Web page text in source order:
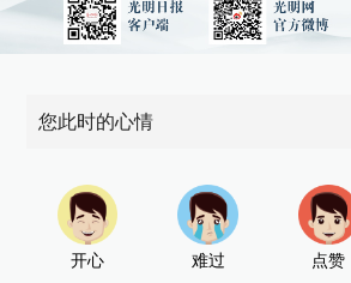
您此时的心情
开心 难过 点赞